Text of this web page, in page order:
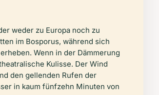
weder zu Europa noch zu
im Bosporus, während sich
Wenn in der Dämmerung
Kulisse. Der Wind
den gellenden Rufen der
in kaum fünfzehn Minuten von